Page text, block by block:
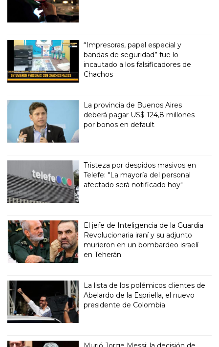
“Impresoras, papel especial y
bandas de seguridad” fue lo
incautado a los falsificadores de
Chachos
La provincia de Buenos Aires
deberá pagar US$ 124,8 millones
por bonos en default
Tristeza por despidos masivos en
Telefe: "La mayoría del personal
afectado será notificado hoy"
El jefe de Inteligencia de la Guardia
Revolucionaria iraní y su adjunto
murieron en un bombardeo israelí
en Teherán
La lista de los polémicos clientes de
Abelardo de la Espriella, el nuevo
presidente de Colombia